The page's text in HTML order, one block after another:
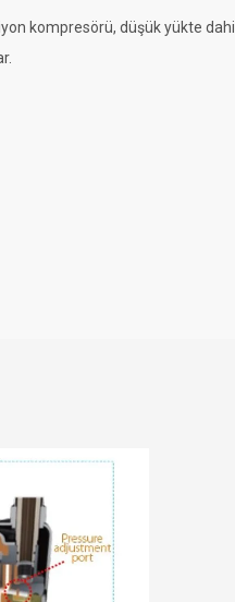
kompresörü, düşük yükte dahi